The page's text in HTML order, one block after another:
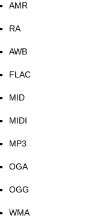
AMR
RA
AWB
FLAC
MID
MIDI
MP3
OGA
OGG
WMA